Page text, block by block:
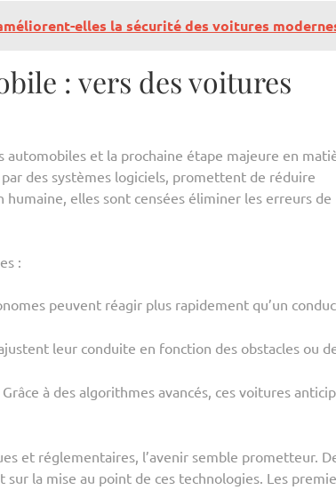
elles la sécurité des voitures
: vers des voitures
automobiles et la prochaine étape majeure en
des systèmes logiciels, promettent de réduire
elles sont censées éliminer les erreurs de
:
peuvent réagir plus rapidement qu’un
leur conduite en fonction des obstacles ou
Grâce à des algorithmes avancés, ces voitures
et réglementaires, l’avenir semble prometteur.
la mise au point de ces technologies. Les